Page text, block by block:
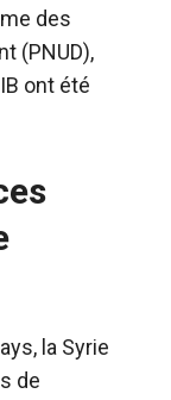
des
(PNUD),
ont été
la Syrie
de